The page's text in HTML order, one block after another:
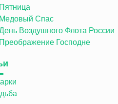
Пятница
Медовый Спас
Воздушного Флота России
Преображение Господне